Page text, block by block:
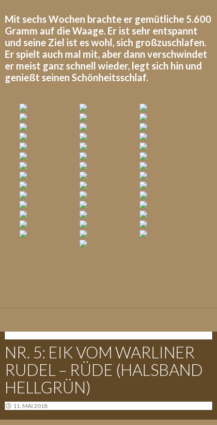
Mit sechs Wochen brachte er gemütliche 5.600
Gramm auf die Waage. Er ist sehr entspannt
und seine Ziel ist es wohl, sich großzuschlafen.
Er spielt auch mal mit, aber dann verschwindet
er meist ganz schnell wieder, legt sich hin und
genießt seinen Schönheitsschlaf.
NR. 5: EIK VOM WARLINER
RUDEL – RÜDE (HALSBAND
HELLGRÜN)
11. MAI 2018